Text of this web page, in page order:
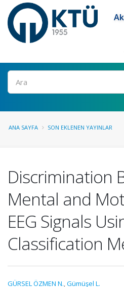
Ara
ANA SAYFA SON EKLENEN YAYINLAR
Discrimination
Mental and
EEG Signals
Classification
GÜRSEL ÖZMEN N.,Gümüşel L.